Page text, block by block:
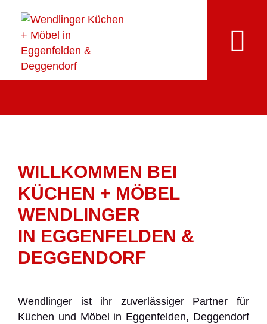
WILLKOMMEN BEI
KÜCHEN + MÖBEL
WENDLINGER
IN EGGENFELDEN &
DEGGENDORF
Wendlinger ist ihr zuverlässiger Partner für
Küchen und Möbel in Eggenfelden, Deggendorf